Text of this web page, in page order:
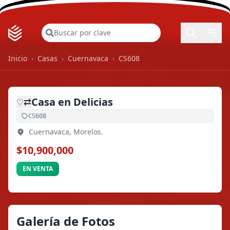
Buscar
Inicio › Casas › Cuernavaca › CS608
♡⇄Casa en Delicias
CS608
Cuernavaca, Morelos.
$10,900,000
EN VENTA
Galería de Fotos